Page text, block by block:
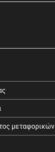
μεταφορικών